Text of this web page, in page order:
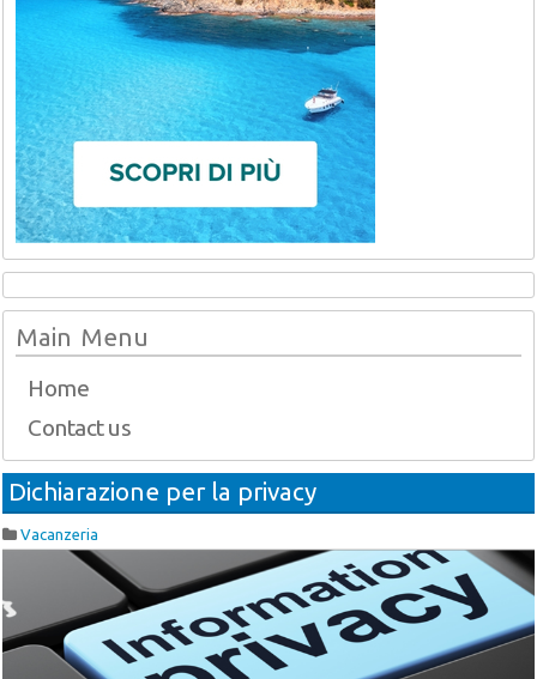
Main Menu
Home
Contact us
Dichiarazione per la privacy
Vacanzeria